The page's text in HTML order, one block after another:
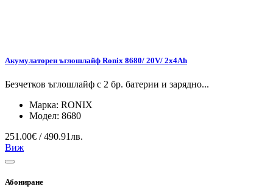
Акумулаторен ъглошлайф Ronix 8680/ 20V/ 2х4Ah
Безчетков ъглошлайф с 2 бр. батерии и зарядно...
Марка: RONIX
Модел: 8680
251.00€ / 490.91лв.
Виж
Абониране